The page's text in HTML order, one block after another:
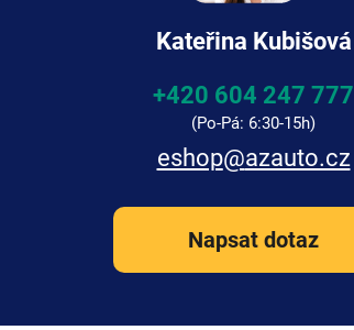
Kateřina Kubišová
+420 604 247 777
eshop@azauto.cz
Napsat dotaz